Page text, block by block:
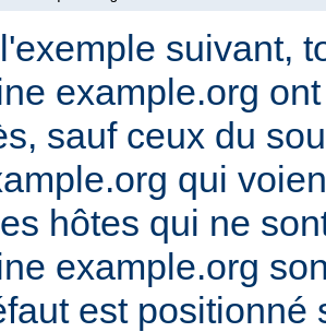
suivant,
example.org
sauf ceux du
qui
hôtes qui ne
example.org
est positionné